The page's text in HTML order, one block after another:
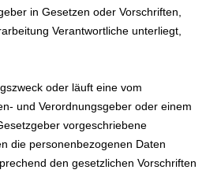
in Gesetzen oder Vorschriften,
Verantwortliche unterliegt,
oder läuft eine vom
und Verordnungsgeber oder einem
vorgeschriebene
die personenbezogenen Daten
den gesetzlichen Vorschriften